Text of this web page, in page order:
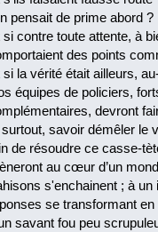
pensait de prime abord ?
si contre toute attente, à
des points
si la vérité était ailleurs,
équipes de policiers,
devront
savoir démêler le
de résoudre ce casse-
au cœur d’un
s'enchainent ; à
se transformant
savant fou peu